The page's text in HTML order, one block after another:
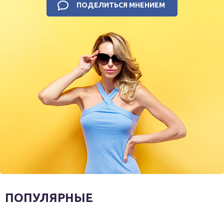
ПОДЕЛИТЬСЯ МНЕНИЕМ
ПОПУЛЯРНЫЕ